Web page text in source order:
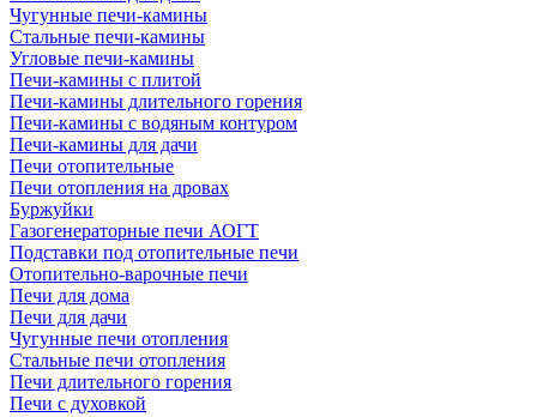
Чугунные печи-камины
Стальные печи-камины
Угловые печи-камины
Печи-камины с плитой
Печи-камины длительного горения
Печи-камины с водяным контуром
Печи-камины для дачи
Печи отопительные
Печи отопления на дровах
Буржуйки
Газогенераторные печи АОГТ
Подставки под отопительные печи
Отопительно-варочные печи
Печи для дома
Печи для дачи
Чугунные печи отопления
Стальные печи отопления
Печи длительного горения
Печи с духовкой